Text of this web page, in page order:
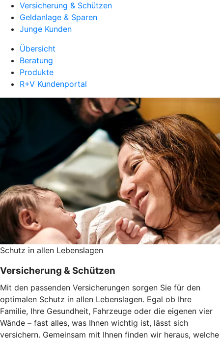
Versicherung & Schützen
Geldanlage & Sparen
Junge Kunden
Übersicht
Beratung
Produkte
R+V Kundenportal
Schutz in allen Lebenslagen
Versicherung & Schützen
Mit den passenden Versicherungen sorgen Sie für den
optimalen Schutz in allen Lebenslagen. Egal ob Ihre
Familie, Ihre Gesundheit, Fahrzeuge oder die eigenen vier
Wände – fast alles, was Ihnen wichtig ist, lässt sich
versichern. Gemeinsam mit Ihnen finden wir heraus, welche